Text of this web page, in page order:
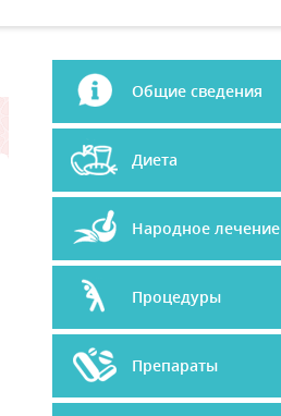
Общие сведения
Диета
Народное лечение
Процедуры
Препараты